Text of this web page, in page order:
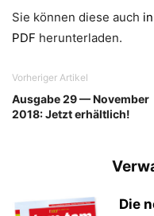
Sie können diese auch
PDF herunterladen.
Vorheriger Artikel
Ausgabe 29 — November
2018: Jetzt erhältlich!
Die